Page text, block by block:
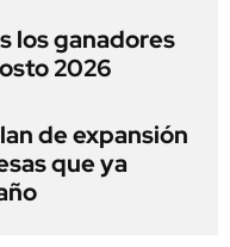
los ganadores
2026
de expansión
que ya